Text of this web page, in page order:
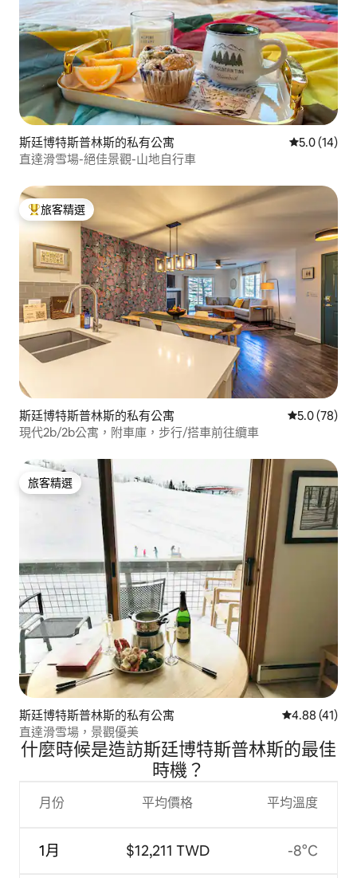
斯廷博特斯普林斯的私有公寓 從 14 則評
5.0 (14)
直達滑雪場-絕佳景觀-山地自行車
旅客精選榜首
旅客精選
斯廷博特斯普林斯的私有公寓 從 78 則評
5.0 (78)
現代2b/2b公寓，附車庫，步行/搭車前往纜車
旅客精選
旅客精選
斯廷博特斯普林斯的私有公寓 從 41 則評價
4.88 (41)
直達滑雪場，景觀優美
什麼時候是造訪斯廷博特斯普林斯的最佳
時機？
月份
1月
平均價格
$12,211 TWD
平均溫度
-8°C